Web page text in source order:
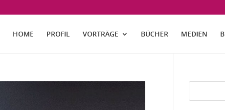
HOME PROFIL VORTRÄGE BÜCHER MEDIEN